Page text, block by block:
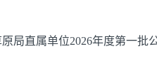
局直属单位2026年度第一